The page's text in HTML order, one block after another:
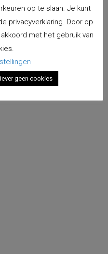
op te slaan. Je kunt
privacyverklaring. Door op
met het gebruik van
geen cookies